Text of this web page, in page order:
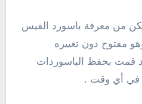
من معرفة باسورد الفيس
مفتوح دون تغييره
قمت بحفظ الباسوردات
في أي وقت .